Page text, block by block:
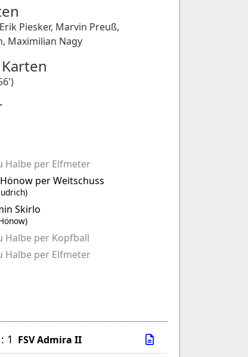
Erik Piesker, Marvin Preuß,
, Maximilian Nagy
Halbe per Elfmeter
per Weitschuss
Skirlo
Halbe per Kopfball
Halbe per Elfmeter
1 FSV Admira II